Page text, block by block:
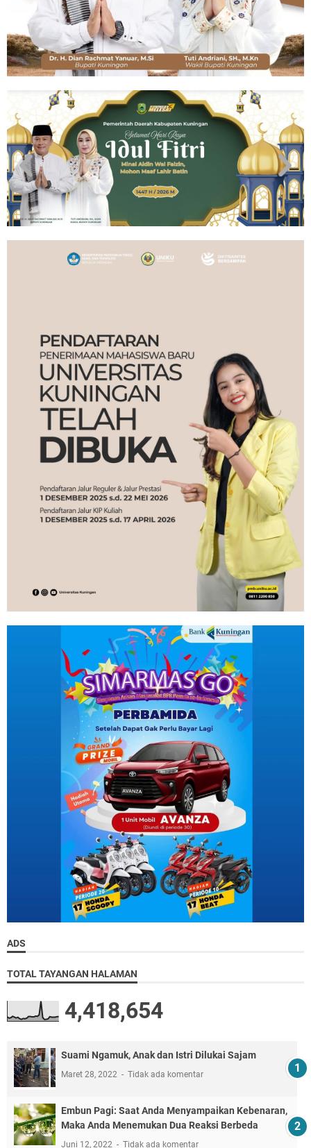
ADS
TOTAL TAYANGAN HALAMAN
4,418,654
Suami Ngamuk, Anak dan Istri Dilukai Sajam
Maret 28, 2022 Tidak ada komentar
Embun Pagi: Saat Anda Menyampaikan Kebenaran,
Maka Anda Menemukan Dua Reaksi Berbeda
Juni 12, 2022 Tidak ada komentar